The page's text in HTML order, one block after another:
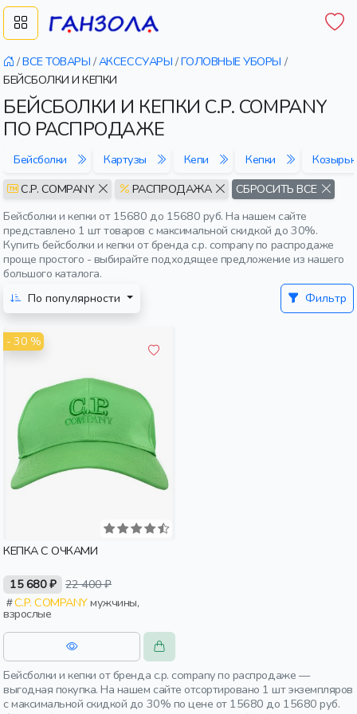
/ВСЕ ТОВАРЫ /АКСЕССУАРЫ /ГОЛОВНЫЕ УБОРЫ /
БЕЙСБОЛКИ И КЕПКИ
БЕЙСБОЛКИ И КЕПКИ C.P. COMPANY
ПО РАСПРОДАЖЕ
Бейсболки Картузы Кепи Кепки
C.P. COMPANY
РАСПРОДАЖА
СБРОСИТЬ ВСЕ
Бейсболки и кепки от 15680 до 15680 руб. На нашем сайте
представлено 1 шт товаров с максимальной скидкой до 30%.
Купить бейсболки и кепки от бренда c.p. company по распродаже
проще простого - выбирайте подходящее предложение из нашего
большого каталога.
По популярности
Фильтр
- 30 %
КЕПКА С ОЧКАМИ
15 680 ₽ 22 400 ₽
C.P. COMPANYмужчины,
взрослые
Бейсболки и кепки от бренда c.p. company по распродаже —
выгодная покупка. На нашем сайте отсортировано 1 шт экземпляров
с максимальной скидкой до 30% по цене от 15680 до 15680 руб.